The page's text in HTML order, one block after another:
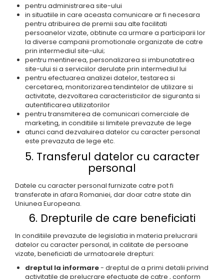
pentru administrarea site-ului
in situatiile in care aceasta comunicare ar fi necesara
pentru atribuirea de premii sau alte facilitati
persoanelor vizate, obtinute ca urmare a participarii lor
la diverse campanii promotionale organizate de catre
prin intermediul site-ului;
pentru mentinerea, personalizarea si imbunatatirea
site-ului si a serviciilor derulate prin intermediul lui
pentru efectuarea analizei datelor, testarea si
cercetarea, monitorizarea tendintelor de utilizare si
activitate, dezvoltarea caracteristicilor de siguranta si
autentificarea utilizatorilor
pentru transmiterea de comunicari comerciale de
marketing, in conditiile si limitele prevazute de lege
atunci cand dezvaluirea datelor cu caracter personal
este prevazuta de lege etc.
5. Transferul datelor cu caracter
personal
Datele cu caracter personal furnizate catre pot fi
transferate in afara Romaniei, dar doar catre state din
Uniunea Europeana.
6. Drepturile de care beneficiati
In conditiile prevazute de legislatia in materia prelucrarii
datelor cu caracter personal, in calitate de persoane
vizate, beneficiati de urmatoarele drepturi:
dreptul la informare- dreptul de a primi detalii privind
activitatile de prelucrare efectuate de catre , conform